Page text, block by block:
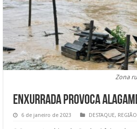
Zona
Enxurrada provoca
6 de janeiro de 2023 DESTAQUE, REGIÃO